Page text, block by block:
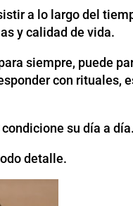
a lo largo del
y calidad de vida.
siempre, puede
con rituales,
su día a día.
detalle.